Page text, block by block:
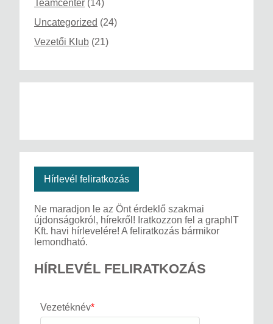
Teamcenter (14)
Uncategorized (24)
Vezetői Klub (21)
Hírlevél feliratkozás
Ne maradjon le az Önt érdeklő szakmai
újdonságokról, hírekről! Iratkozzon fel a graphIT
Kft. havi hírlevelére! A feliratkozás bármikor
lemondható.
HÍRLEVÉL FELIRATKOZÁS
Vezetéknév*